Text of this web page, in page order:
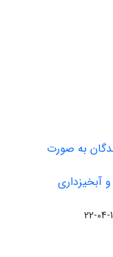
به صورت
آبخیزداری